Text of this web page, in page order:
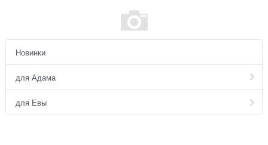
Новинки
для Адама
для Евы